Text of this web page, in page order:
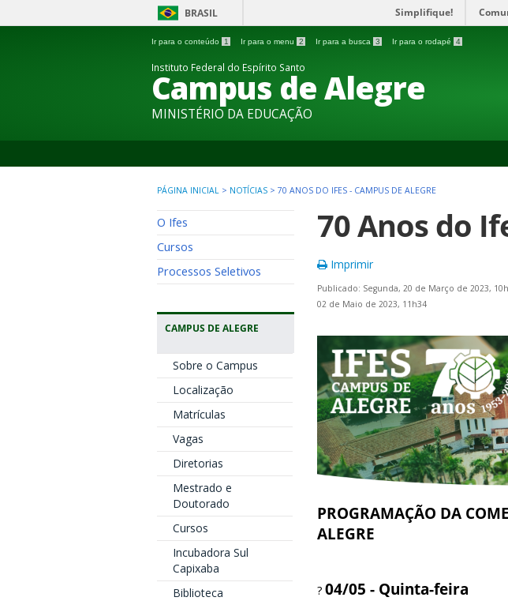
BRASIL Simplifique!
Ir para o conteúdo 1 Ir para o menu 2 Ir para a busca 3 Ir para o rodapé 4
Instituto Federal do Espírito Santo
Campus de Alegre
MINISTÉRIO DA EDUCAÇÃO
PÁGINA INICIAL > NOTÍCIAS > 70 ANOS DO IFES - CAMPUS DE ALEGRE
O Ifes
Cursos
Processos Seletivos
CAMPUS DE ALEGRE
Sobre o Campus
Localização
Matrículas
Vagas
Diretorias
Mestrado e
Doutorado
Cursos
Incubadora Sul
Capixaba
Biblioteca
70 Anos do
Imprimir
Publicado: Segunda, 20 de Março de 2023,
02 de Maio de 2023, 11h34
PROGRAMAÇÃO DA
ALEGRE
? 04/05 - Quinta-feira